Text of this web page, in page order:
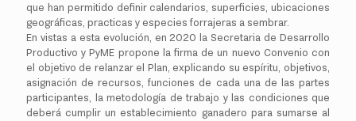
que han permitido definir calendarios, superficies, ubicaciones
geográficas, practicas y especies forrajeras a sembrar.
En vistas a esta evolución, en 2020 la Secretaria de Desarrollo
Productivo y PyME propone la firma de un nuevo Convenio con
el objetivo de relanzar el Plan, explicando su espíritu, objetivos,
asignación de recursos, funciones de cada una de las partes
participantes, la metodología de trabajo y las condiciones que
deberá cumplir un establecimiento ganadero para sumarse al